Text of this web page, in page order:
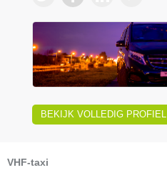
BEKIJK VOLLEDIG PROFIEL
VHF-taxi